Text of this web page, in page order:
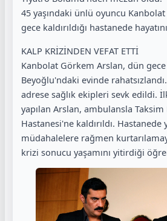
45 yaşındaki ünlü oyuncu
gece kaldırıldığı hastanede
KALP KRİZİNDEN VEFAT ETTİ
Kanbolat Görkem Arslan, dün
Beyoğlu'ndaki evinde
adrese sağlık ekipleri sevk edildi.
yapılan Arslan, ambulansla
Hastanesi'ne kaldırıldı. Hastanede
müdahalelere rağmen
krizi sonucu yaşamını yitirdiği